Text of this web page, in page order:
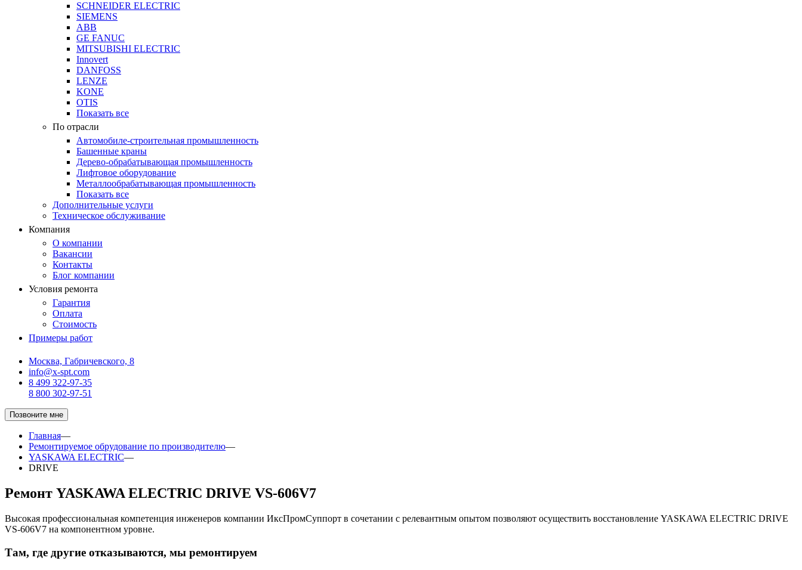
SCHNEIDER ELECTRIC
SIEMENS
ABB
GE FANUC
MITSUBISHI ELECTRIC
Innovert
DANFOSS
LENZE
KONE
OTIS
Показать все
По отрасли
Автомобиле-строительная промышленность
Башенные краны
Дерево-обрабатывающая промышленность
Лифтовое оборудование
Металлообрабатывающая промышленность
Показать все
Дополнительные услуги
Техническое обслуживание
Компания
О компании
Вакансии
Контакты
Блог компании
Условия ремонта
Гарантия
Оплата
Стоимость
Примеры работ
Москва, Габричевского, 8
info@x-spt.com
8 499 322-97-35
8 800 302-97-51
Позвоните мне
Главная—
Ремонтируемое обрудование по производителю—
YASKAWA ELECTRIC—
DRIVE
Ремонт YASKAWA ELECTRIC DRIVE VS-606V7
Высокая профессиональная компетенция инженеров компании ИксПромСуппорт в сочетании с релевантным опытом позволяют осуществить восстановление YASKAWA ELECTRIC DRIVE
VS-606V7 на компонентном уровне.
Там, где другие отказываются, мы ремонтируем